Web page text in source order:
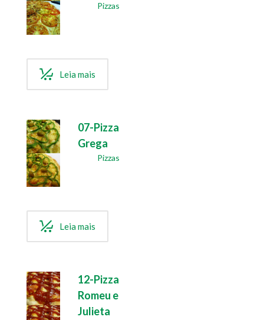
Pizzas
Leia mais
07-Pizza
Grega
Pizzas
Leia mais
12-Pizza
Romeu e
Julieta